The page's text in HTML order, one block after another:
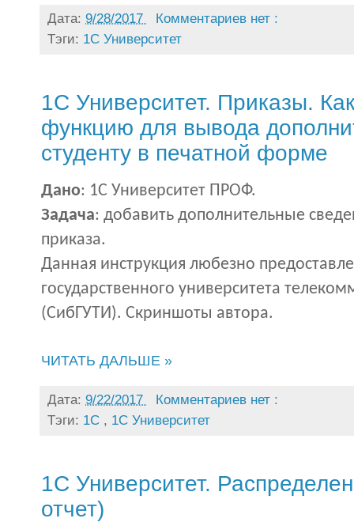
Дата: 9/28/2017
Комментариев нет :
Тэги: 1С Университет
1С Университет. Приказы.
функцию для вывода
студенту в печатной форме
Дано: 1С Университет ПРОФ.
Задача: добавить дополнительные
приказа.
Данная инструкция любезно
государственного университета
(СибГУТИ). Скриншоты автора.
ЧИТАТЬ ДАЛЬШЕ »
Дата: 9/22/2017
Комментариев нет :
Тэги: 1С , 1С Университет
1С Университет.
отчет)